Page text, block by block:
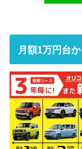
月額1万円台